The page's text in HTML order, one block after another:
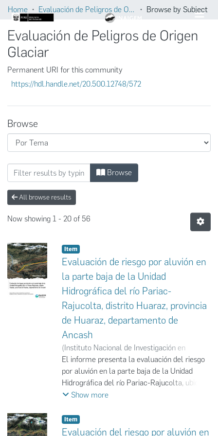
Home Evaluación de Peligros de Origen Glaciar Browse by Subject
Evaluación de Peligros de Origen
Glaciar
Permanent URI for this community
https://hdl.handle.net/20.500.12748/572
Browse
Browsing Evaluación de Peligros de
Browse
All browse results
Now showing 1 - 20 of 56
Item
Evaluación de riesgo por aluvión en
la parte baja de la Unidad
Hidrográfica del río Pariac-
Rajucolta, distrito Huaraz, provincia
de Huaraz, departamento de
Ancash
(Instituto Nacional de Investigación en
Glaciares y Ecosistemas de Montaña, 2020-
12) Instituto Nacional de Investigación en
Glaciares y Ecosistemas de Montaña
El informe presenta la evaluación del riesgo
por aluvión en la parte baja de la Unidad
Hidrográfica del río Pariac-Rajucolta, ubicada
en el distrito de Huaraz, provincia de Huaraz,
procedimientos establecidos por el
CENPRED, se identificaron los elementos
Show more
Item
Evaluación del riesgo por aluvión en